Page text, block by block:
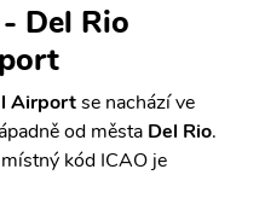
Del Rio
Airportse nachází ve
od města Del Rio.
kód ICAO je